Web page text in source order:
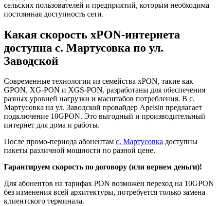
сельских пользователей и предприятий, которым необходима
постоянная доступность сети.
Какая скорость xPON-интернета
доступна с. Мартусовка по ул.
Заводской
Современные технологии из семейства xPON, такие как
GPON, XG-PON и XGS-PON, разработаны для обеспечения
разных уровней нагрузки и масштабов потребления. В с.
Мартусовка на ул. Заводской провайдер Apelsin предлагает
подключение 10GPON. Это выгодный и производительный
интернет для дома и работы.
После промо-периода абонентам с. Мартусовка доступны
пакеты различной мощности по разной цене.
Гарантируем скорость по договору (или вернем деньги)!
Для абонентов на тарифах PON возможен переход на 10GPON
без изменения всей архитектуры, потребуется только замена
клиентского терминала.